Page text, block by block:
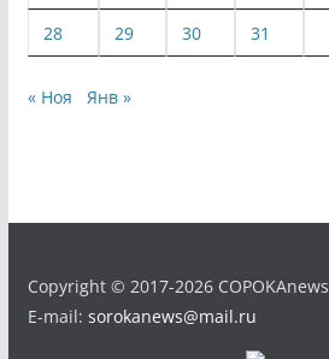
28 29 30 31
« Ноя Янв »
Copyright © 2017-2026 COPOKAnews
E-mail: sorokanews@mail.ru